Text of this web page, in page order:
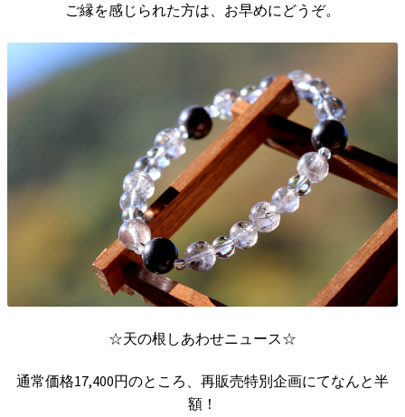
ご縁を感じられた方は、お早めにどうぞ。
☆天の根しあわせニュース☆
通常価格17,400円のところ、再販売特別企画にてなんと半
額！